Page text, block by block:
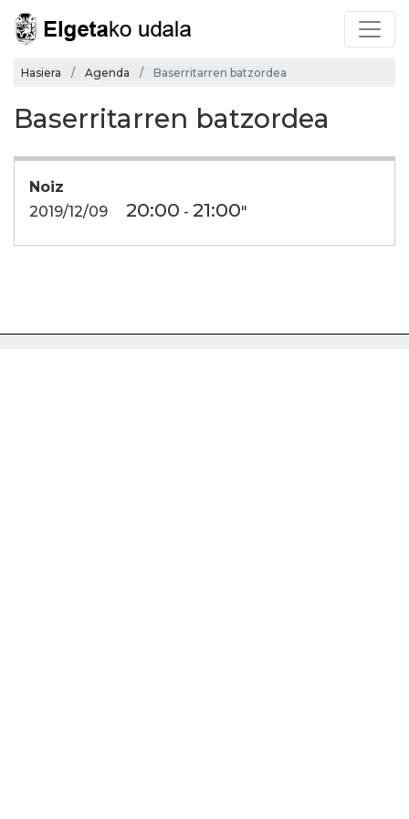
Hasiera Agenda Baserritarren batzordea
Baserritarren batzordea
Noiz
2019/12/09
20:00 - 21:00"